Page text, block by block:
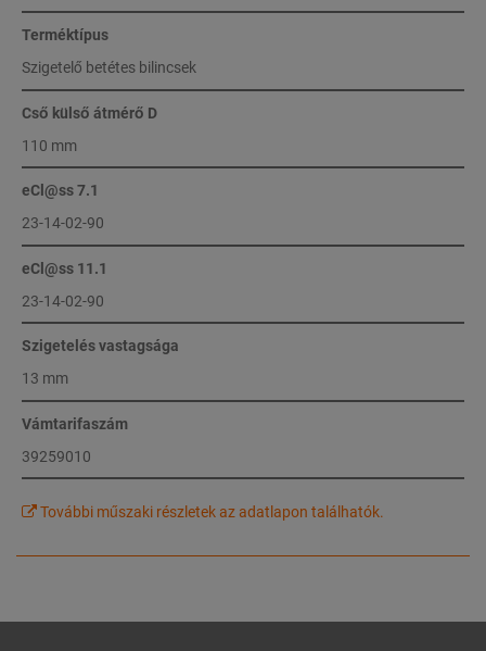
Terméktípus
Szigetelő betétes bilincsek
Cső külső átmérő D
110 mm
eCl@ss 7.1
23-14-02-90
eCl@ss 11.1
23-14-02-90
Szigetelés vastagsága
13 mm
Vámtarifaszám
39259010
További műszaki részletek az adatlapon találhatók.